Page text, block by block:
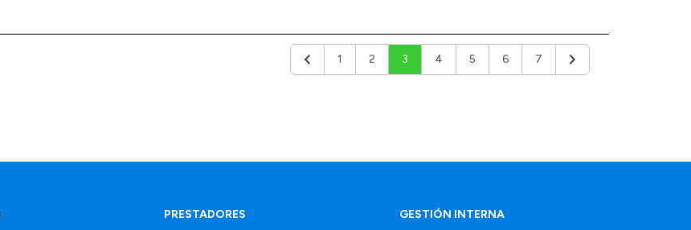
Anterior1 2 3 4 5 6 7 Siguiente
PRESTADORES GESTIÓN INTERNA